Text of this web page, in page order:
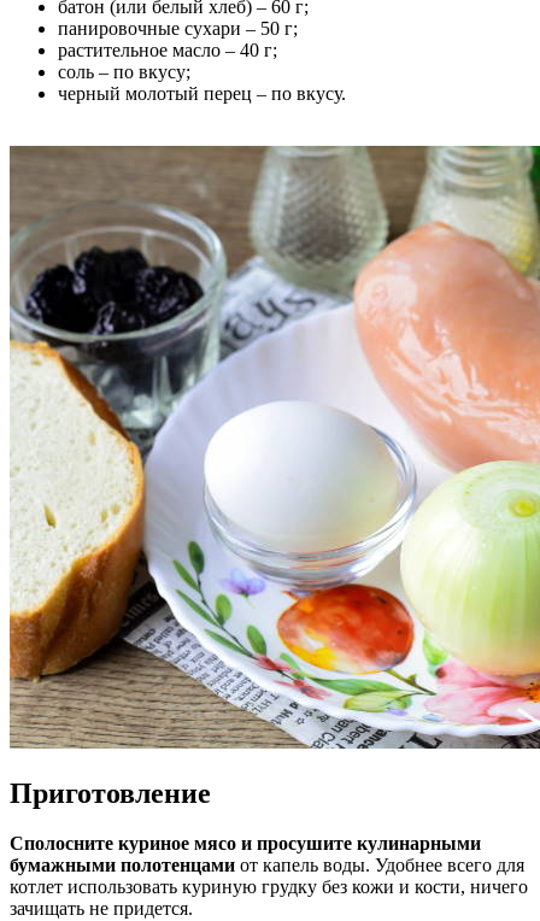
батон (или белый хлеб) – 60 г;
панировочные сухари – 50 г;
растительное масло – 40 г;
соль – по вкусу;
черный молотый перец – по вкусу.
Приготовление
Сполосните куриное мясо и просушите кулинарными
бумажными полотенцами от капель воды. Удобнее всего для
котлет использовать куриную грудку без кожи и кости, ничего
зачищать не придется.